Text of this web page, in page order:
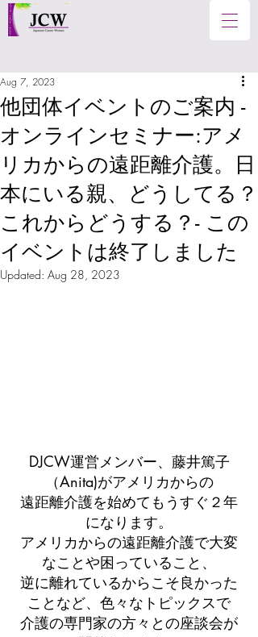
他団体イベントのご案内 -
オンラインセミナー:アメ
リカからの遠距離介護。日
本にいる親、どうしてる？
これからどうする？- この
イベントは終了しました
Aug 7, 2023
Updated: Aug 28, 2023
DJCW運営メンバー、藤井篤子
（Anita)がアメリカからの
遠距離介護を始めてもうすぐ２年
になります。
アメリカからの遠距離介護で大変
なことや困っていること、
逆に離れているからこそ良かった
ことなど、色々なトピックスで
介護の専門家の方々との座談会が